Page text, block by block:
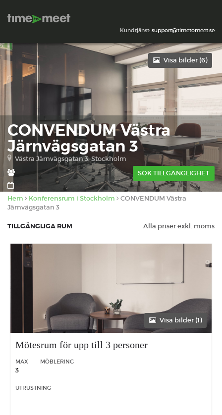
Kundtjänst: support@timetomeet.se
Visa bilder (6)
CONVENDUM Västra
Järnvägsgatan 3
Västra Järnvägsgatan 3, Stockholm
SÖK TILLGÄNGLIGHET
Hem Konferensrum i Stockholm
CONVENDUM Västra
Järnvägsgatan 3
Alla priser exkl. moms
TILLGÄNGLIGA RUM
Visa bilder (1)
Mötesrum för upp till 3 personer
MAX
3
MÖBLERING
UTRUSTNING